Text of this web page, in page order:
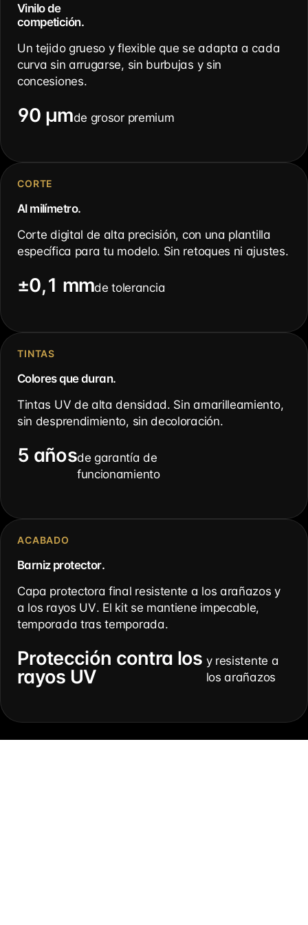
Vinilo de
competición.
Un tejido grueso y flexible que se adapta a cada
curva sin arrugarse, sin burbujas y sin
concesiones.
90 µmde grosor premium
CORTE
Al milímetro.
Corte digital de alta precisión, con una plantilla
específica para tu modelo. Sin retoques ni ajustes.
±0,1 mmde tolerancia
TINTAS
Colores que duran.
Tintas UV de alta densidad. Sin amarilleamiento,
sin desprendimiento, sin decoloración.
5 añosde garantía de
funcionamiento
ACABADO
Barniz protector.
Capa protectora final resistente a los arañazos y
a los rayos UV. El kit se mantiene impecable,
temporada tras temporada.
Protección contra los
rayos UV
y resistente a
los arañazos